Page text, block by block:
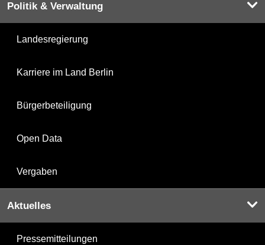
Politik & Verwaltung
Landesregierung
Karriere im Land Berlin
Bürgerbeteiligung
Open Data
Vergaben
Aktuelles
Pressemitteilungen